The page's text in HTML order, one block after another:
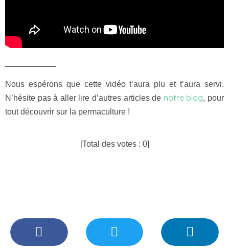
Nous espérons que cette vidéo t’aura plu et t’aura servi.
N’hésite pas à aller lire d’autres articles de notre blog, pour
tout découvrir sur la permaculture !
[Total des votes : 0]